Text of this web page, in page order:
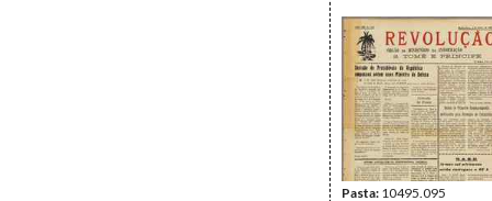
Pasta: 10495.095